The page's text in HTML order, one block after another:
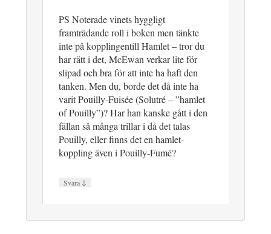
PS Noterade vinets hyggligt
framträdande roll i boken men tänkte
inte på kopplingentill Hamlet – tror du
har rätt i det, McEwan verkar lite för
slipad och bra för att inte ha haft den
tanken. Men du, borde det då inte ha
varit Pouilly-Fuisée (Solutré – ”hamlet
of Pouilly”)? Har han kanske gått i den
fällan så många trillar i då det talas
Pouilly, eller finns det en hamlet-
koppling även i Pouilly-Fumé?
Svara ↓